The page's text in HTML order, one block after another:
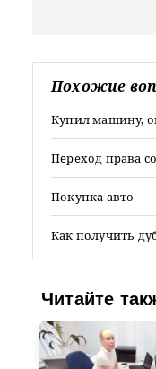
Похожие
Купил машину,
Переход права
Покупка авто
Как получить
Читайте